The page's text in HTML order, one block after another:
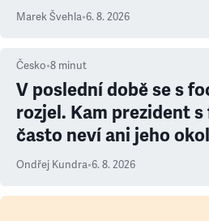
Marek Švehla•6. 8. 2026
Česko•8 minut
V poslední době se s
rozjel. Kam prezident
často neví ani jeho
Ondřej Kundra•6. 8. 2026